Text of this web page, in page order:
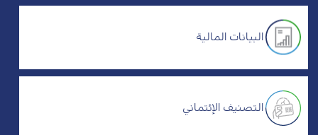
البيانات المالية
التصنيف الإئتماني